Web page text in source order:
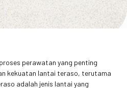
perawatan yang penting
kekuatan lantai teraso, terutama
adalah jenis lantai yang